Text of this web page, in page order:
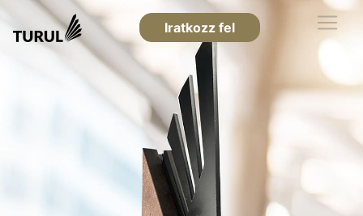
Iratkozz fel